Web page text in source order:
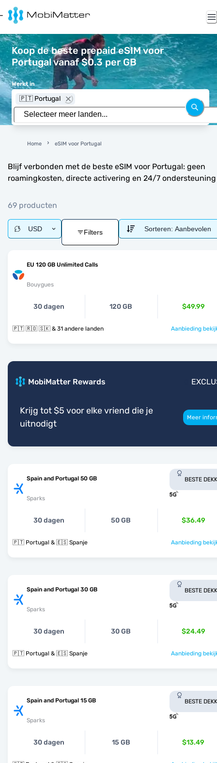
Koop de beste prepaid eSIM voor
Portugal vanaf $0.3 per GB
Werkt in
🇵🇹 Portugal
Home eSIM voor Portugal
Blijf verbonden met de beste eSIM voor Portugal: geen
roamingkosten, directe activering en 24/7 ondersteuning
69 producten
USD Filters Sorteren: Aanbevolen
EU 120 GB Unlimited Calls
Bouygues
30 dagen 120 GB $49.99
🇵🇹 🇷🇴 🇸🇰 & 31 andere landen Aanbieding
MobiMatter Rewards
Krijg tot $5 voor elke vriend die je
uitnodigt
Meer
Spain and Portugal 50 GB
Sparks
BESTE
30 dagen 50 GB $36.49
🇵🇹 Portugal & 🇪🇸 Spanje Aanbieding
Spain and Portugal 30 GB
Sparks
BESTE
30 dagen 30 GB $24.49
🇵🇹 Portugal & 🇪🇸 Spanje Aanbieding
Spain and Portugal 15 GB
Sparks
BESTE
30 dagen 15 GB $13.49